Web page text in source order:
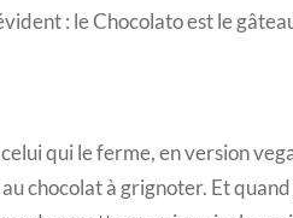
: le Chocolato est le
qui le ferme, en version
chocolat à grignoter. Et